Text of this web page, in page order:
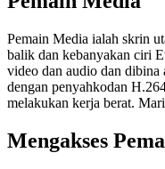
Pemain Media ialah skrin
balik dan kebanyakan ciri
video dan audio dan dibina
dengan penyahkodan
melakukan kerja berat.
Mengakses